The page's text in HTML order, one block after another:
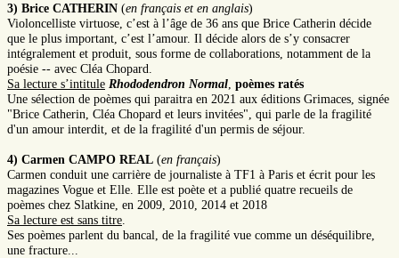
3) Brice CATHERIN (en français et en anglais)
Violoncelliste virtuose, c’est à l’âge de 36 ans que Brice Catherin décide
que le plus important, c’est l’amour. Il décide alors de s’y consacrer
intégralement et produit, sous forme de collaborations, notamment de la
poésie -- avec Cléa Chopard.
Sa lecture s’intitule Rhododendron Normal poèmes ratés
Une sélection de poèmes qui paraitra en 2021 aux éditions Grimaces, signée
"Brice Catherin, Cléa Chopard et leurs invitées", qui parle de la fragilité
d'un amour interdit, et de la fragilité d'un permis de séjour.
4) Carmen CAMPO REAL (en français)
Carmen conduit une carrière de journaliste à TF1 à Paris et écrit pour les
magazines Vogue et Elle. Elle est poète et a publié quatre recueils de
poèmes chez Slatkine, en 2009, 2010, 2014 et 2018
Sa lecture est sans titre
Ses poèmes parlent du bancal, de la fragilité vue comme un déséquilibre,
une fracture...